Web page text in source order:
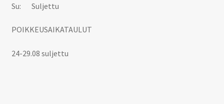
Su: Suljettu
POIKKEUSAIKATAULUT
24-29.08 suljettu